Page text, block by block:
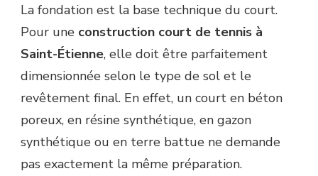
La fondation est la base technique du court.
Pour une construction court de tennis à
Saint-Étienne, elle doit être parfaitement
dimensionnée selon le type de sol et le
revêtement final. En effet, un court en béton
poreux, en résine synthétique, en gazon
synthétique ou en terre battue ne demande
pas exactement la même préparation.